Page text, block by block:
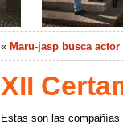
« Maru-jasp busca actor
XII
Estas son las compañías